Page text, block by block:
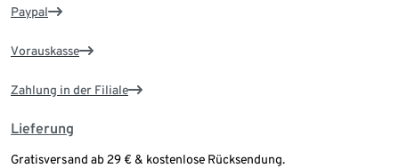
Paypal
Vorauskasse
Zahlung in der Filiale
Lieferung
Gratisversand ab 29 € & kostenlose Rücksendung.